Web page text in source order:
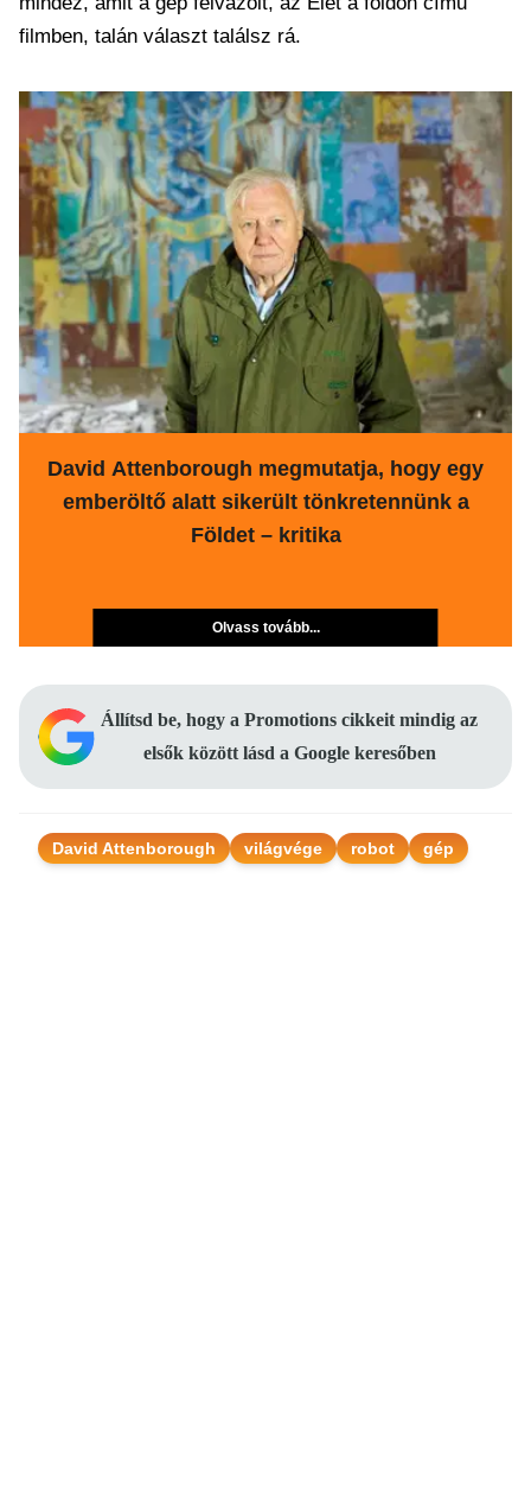
filmben, talán választ találsz rá.
David Attenborough megmutatja, hogy egy
emberöltő alatt sikerült tönkretennünk a
Földet – kritika
Olvass tovább...
Állítsd be, hogy a Promotions cikkeit mindig az
elsők között lásd a Google keresőben
David Attenborough világvége robot gép